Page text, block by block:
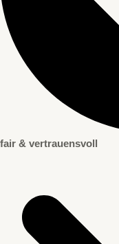
fair & vertrauensvoll